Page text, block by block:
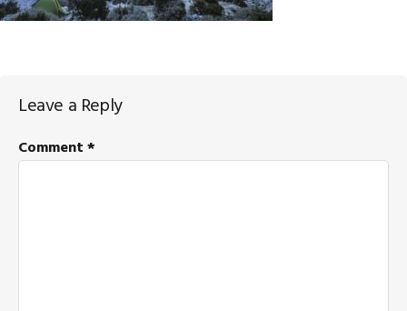
Reader
Interactions
Leave a Reply
Comment*